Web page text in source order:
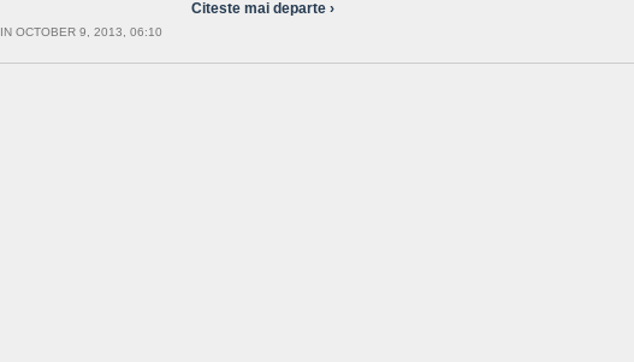
Citeste mai departe ›
IN OCTOBER 9, 2013, 06:10